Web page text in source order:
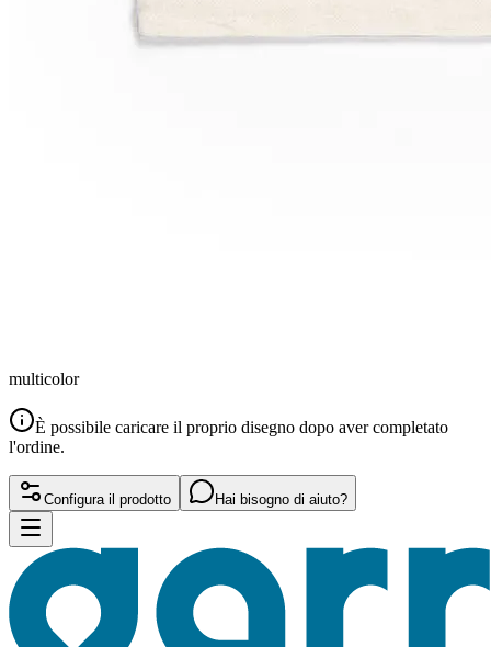
multicolor
È possibile caricare il proprio disegno dopo aver completato
l'ordine.
Configura il prodotto Hai bisogno di aiuto?